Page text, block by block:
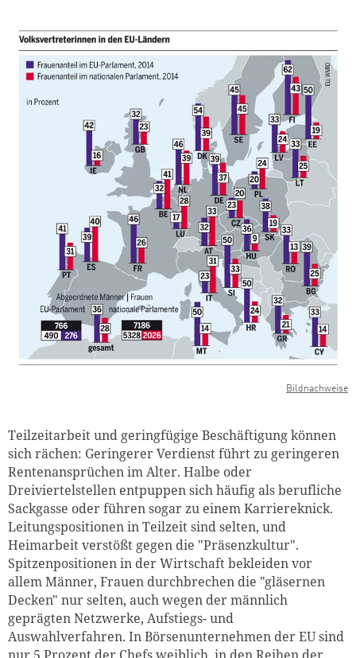
Bildnachweise
Teilzeitarbeit und geringfügige Beschäftigung können
sich rächen: Geringerer Verdienst führt zu geringeren
Rentenansprüchen im Alter. Halbe oder
Dreiviertelstellen entpuppen sich häufig als berufliche
Sackgasse oder führen sogar zu einem Karriereknick.
Leitungspositionen in Teilzeit sind selten, und
Heimarbeit verstößt gegen die "Präsenzkultur".
Spitzenpositionen in der Wirtschaft bekleiden vor
allem Männer, Frauen durchbrechen die "gläsernen
Decken" nur selten, auch wegen der männlich
geprägten Netzwerke, Aufstiegs- und
Auswahlverfahren. In Börsenunternehmen der EU sind
Zum Warenkorb